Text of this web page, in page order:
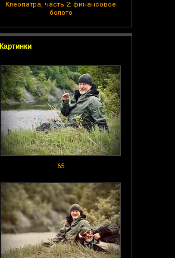
Клеопатра, часть 2: финансовое
болото
Картинки
65